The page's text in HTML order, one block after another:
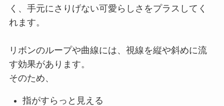
く、手元にさりげない可愛らしさをプラスしてく
れます。
リボンのループや曲線には、視線を縦や斜めに流
す効果があります。
そのため、
指がすらっと見える